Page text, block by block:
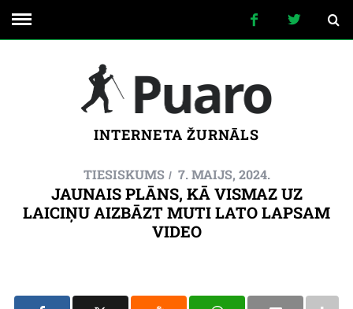
INTERNETA ŽURNĀLS
TIESISKUMS 7. MAIJS, 2024.
JAUNAIS PLĀNS, KĀ VISMAZ UZ
LAICIŅU AIZBĀZT MUTI LATO LAPSAM
VIDEO